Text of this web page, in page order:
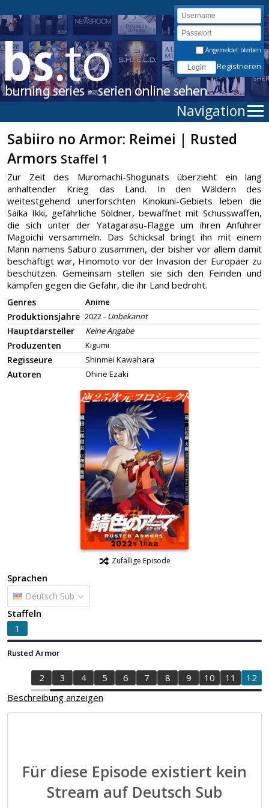
Angemeldet bleiben
Registrieren
Navigation
Sabiiro no Armor: Reimei | Rusted
Armors Staffel 1
Zur Zeit des Muromachi-Shogunats überzieht ein lang
anhaltender Krieg das Land. In den Wäldern des
weitestgehend unerforschten Kinokuni-Gebiets leben die
Saika Ikki, gefährliche Söldner, bewaffnet mit Schusswaffen,
die sich unter der Yatagarasu-Flagge um ihren Anführer
Magoichi versammeln. Das Schicksal bringt ihn mit einem
Mann namens Saburo zusammen, der bisher vor allem damit
beschäftigt war, Hinomoto vor der Invasion der Europäer zu
beschützen. Gemeinsam stellen sie sich den Feinden und
kämpfen gegen die Gefahr, die ihr Land bedroht.
Genres Anime
Produktionsjahre 2022 - Unbekannt
Hauptdarsteller Keine Angabe
Produzenten Kigumi
Regisseure Shinmei Kawahara
Autoren Ohine Ezaki
Zufällige Episode
Sprachen
Deutsch Sub
Staffeln
1
Rusted Armor
2 3 4 5 6 7 8 9 10 11
12
Beschreibung anzeigen
Für diese Episode existiert kein
Stream auf Deutsch Sub